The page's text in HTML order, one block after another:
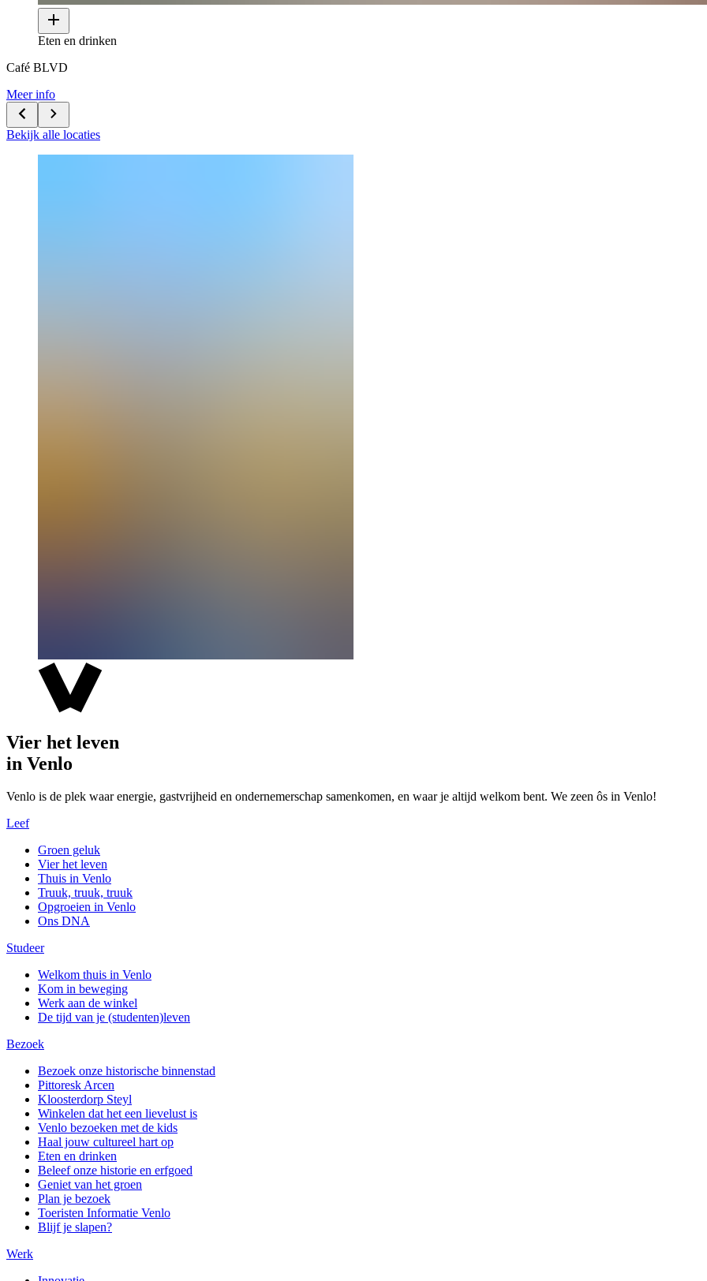
Eten en drinken
Café BLVD
Meer info
Bekijk alle locaties
Vier het leven
in Venlo
Venlo is de plek waar energie, gastvrijheid en ondernemerschap samenkomen, en waar je altijd welkom bent. We zeen ôs in Venlo!
Leef
Groen geluk
Vier het leven
Thuis in Venlo
Truuk, truuk, truuk
Opgroeien in Venlo
Ons DNA
Studeer
Welkom thuis in Venlo
Kom in beweging
Werk aan de winkel
De tijd van je (studenten)leven
Bezoek
Bezoek onze historische binnenstad
Pittoresk Arcen
Kloosterdorp Steyl
Winkelen dat het een lievelust is
Venlo bezoeken met de kids
Haal jouw cultureel hart op
Eten en drinken
Beleef onze historie en erfgoed
Geniet van het groen
Plan je bezoek
Toeristen Informatie Venlo
Blijf je slapen?
Werk